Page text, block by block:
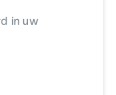
in uw